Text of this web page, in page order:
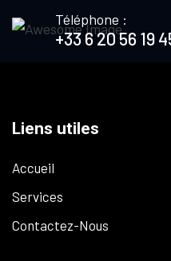
Téléphone :
+33 6 20 56 19
Liens utiles
Accueil
Services
Contactez-Nous